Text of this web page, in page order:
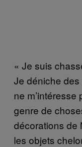
« Je suis
Je déniche
ne
genre de
décorations de
les objets